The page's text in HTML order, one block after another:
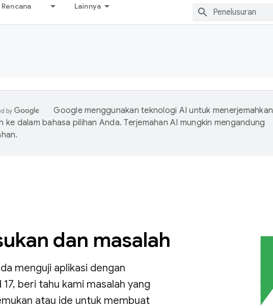
Lainnya
Google menggunakan teknologi AI untuk menerjemahkan
ke dalam bahasa pilihan Anda. Terjemahan AI mungkin mengandung
dan masalah
menguji aplikasi dengan
beri tahu kami masalah yang
atau ide untuk membuat